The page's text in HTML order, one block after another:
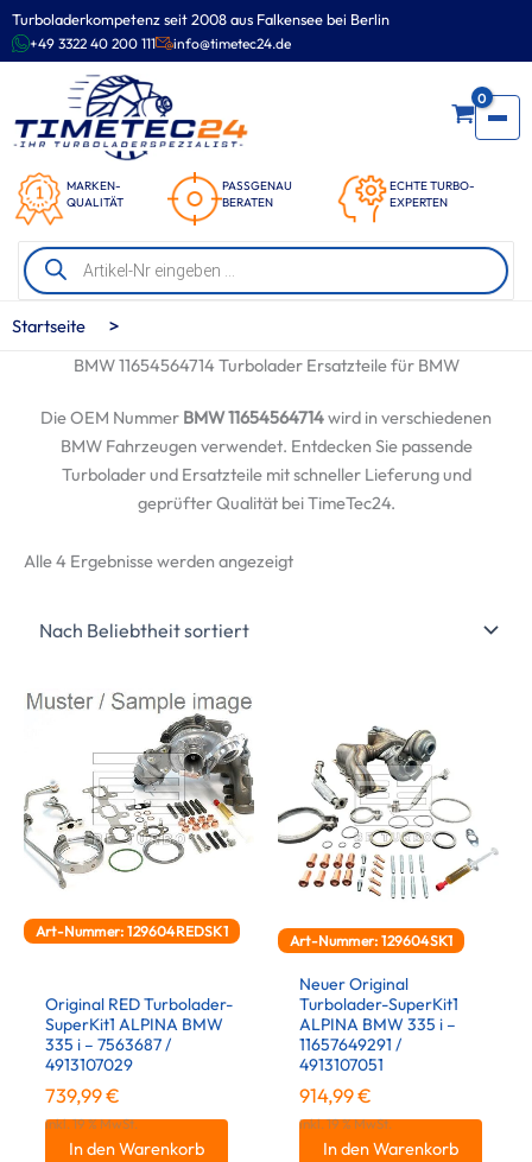
Turboladerkompetenz seit 2008 aus Falkensee bei Berlin
+49 3322 40 200 111 info@timetec24.de
MARKEN-
QUALITÄT
PASSGENAU
BERATEN
ECHTE TURBO-
EXPERTEN
0
Products
search
Zum
Inhalt
springen
Startseite >
BMW 11654564714 Turbolader Ersatzteile für BMW
Die OEM Nummer BMW 11654564714wird in verschiedenen
BMW Fahrzeugen verwendet. Entdecken Sie passende
Turbolader und Ersatzteile mit schneller Lieferung und
geprüfter Qualität bei TimeTec24.
Alle 4 Ergebnisse werden angezeigtNach
Art-Nummer: 129604REDSK1
Original RED Turbolader-
SuperKit1 ALPINA BMW
335 i – 7563687 /
4913107029
739,99€
inkl. 19 % MwSt.
In den Warenkorb
Art-Nummer: 129604SK1
Neuer Original
Turbolader-SuperKit1
ALPINA BMW 335 i –
11657649291 /
4913107051
914,99€
inkl. 19 % MwSt.
In den Warenkorb